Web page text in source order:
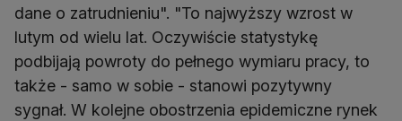
dane o zatrudnieniu". "To najwyższy wzrost w
lutym od wielu lat. Oczywiście statystykę
podbijają powroty do pełnego wymiaru pracy, to
także - samo w sobie - stanowi pozytywny
sygnał. W kolejne obostrzenia epidemiczne rynek